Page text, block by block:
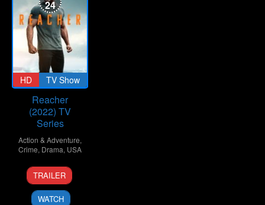
HD
24
TV Show
Reacher
(2022) TV
Series
Action & Adventure,
Crime, Drama, USA
3
Feb
2022
Nick
Santora
TRAILER
WATCH